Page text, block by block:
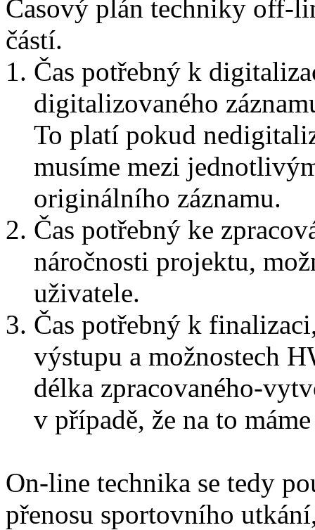
Časový plán techniky off-
částí.
Čas potřebný k
digitalizovaného
To platí pokud
musíme mezi
originálního záznamu.
Čas potřebný ke
náročnosti projektu,
uživatele.
Čas potřebný k
výstupu a možnostech
délka zpracovaného-
v případě, že na to
On-line technika se tedy
přenosu sportovního